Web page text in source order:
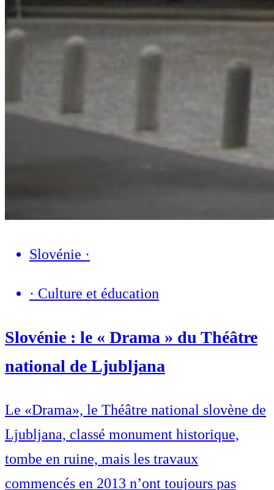
Slovénie ·
· Culture et éducation
Slovénie : le « Drama » du Théâtre
national de Ljubljana
Le «Drama», le Théâtre national slovène de
Ljubljana, classé monument historique,
tombe en ruine, mais les travaux
commencés en 2013 n’ont toujours pas